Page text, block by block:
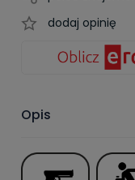
dodaj opinię
Opis